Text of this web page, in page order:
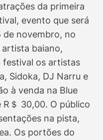
da primeira
evento que será
de novembro, no
artista baiano,
festival os artistas
Sidoka, DJ Narru e
à venda na Blue
＄ 30,00. O público
na pista,
Os portões do